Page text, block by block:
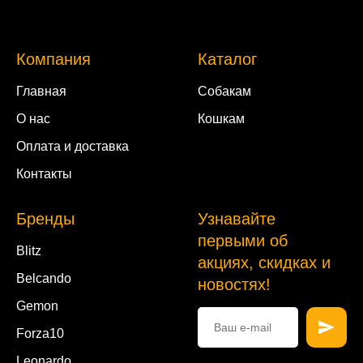
Компания
Главная
О нас
Оплата и доставка
Контакты
Каталог
Собакам
Кошкам
Бренды
Blitz
Belcando
Gemon
Forza10
Узнавайте
первыми об
акциях, скидках и
новостях!